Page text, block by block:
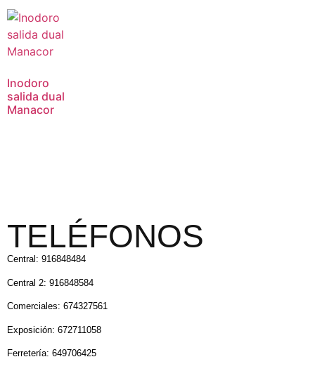
Inodoro
salida dual
Manacor
TELÉFONOS
Central: 916848484
Central 2: 916848584
Comerciales: 674327561
Exposición: 672711058
Ferretería: 649706425